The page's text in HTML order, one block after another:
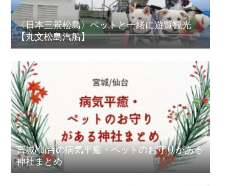
〈日本三景松島〉ペットと一緒に遊覧観光
【丸文松島汽船】
宮城/仙台の病気平癒・ペットのお守りがある
神社まとめ